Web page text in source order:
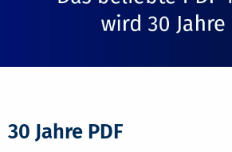
30 Jahre PDF